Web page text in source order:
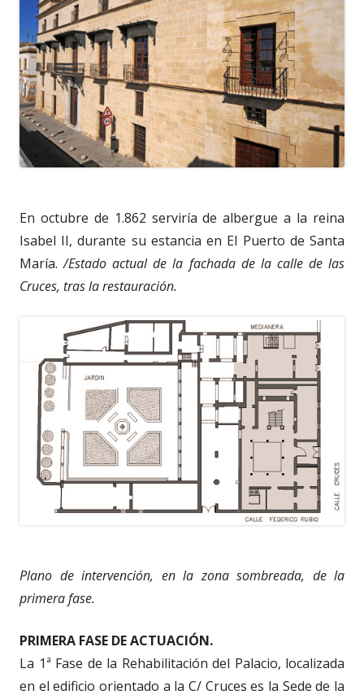
En octubre de 1.862 serviría de albergue a la reina
Isabel II, durante su estancia en El Puerto de Santa
María./Estado actual de la fachada de la calle de las
Cruces, tras la restauración.
Plano de intervención, en la zona sombreada, de la
primera fase.
PRIMERA FASE DE ACTUACIÓN.
La 1ª Fase de la Rehabilitación del Palacio, localizada
en el edificio orientado a la C/ Cruces es la Sede de la